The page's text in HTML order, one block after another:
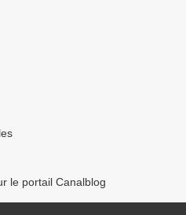
le portail Canalblog